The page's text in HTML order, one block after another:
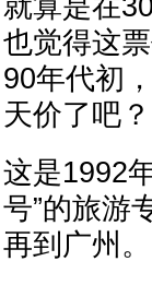
就算是在
也觉得这
90年代初
天价了吧？
这是1992
号”的旅游
再到广州。